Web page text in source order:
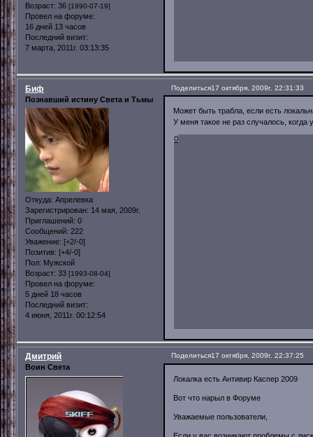
Возраст: 36 [1990-07-19]
Провел на форуме:
16 дней 13 часов
Последний визит:
7 марта, 2011г. 03:13:35
Поделиться17 октября, 2009г. 22:31:33
Биф
Познавший истину Света и Тьмы
Откуда: Апрелевка
Зарегистрирован: 14 мая, 2009г.
Приглашений: 0
Сообщений: 222
Уважение: [+2/-0]
Позитив: [+4/-0]
Пол: Мужской
Возраст: 33 [1993-08-04]
Провел на форуме:
5 дней 18 часов
Последний визит:
4 июня, 2011г. 00:12:54
Может быть трабла, если есть
У меня такое не раз случалось, когда
0
Поделиться17 октября, 2009г. 22:37:25
Дмитрий
Воин Света
Локалка есть Антивир Каспер 2009
Вот что нарыл в Форуме
Уважаемые пользователи,